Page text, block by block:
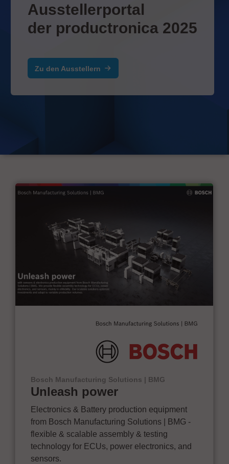
Ausstellerportal
der productronica 2025
Zu den Ausstellern
Bosch Manufacturing Solutions | BMG
Unleash power
Electronics & Battery production equipment
from Bosch Manufacturing Solutions | BMG -
flexible & scalable assembly & testing
technology for ECUs, power electronics, and
sensors.